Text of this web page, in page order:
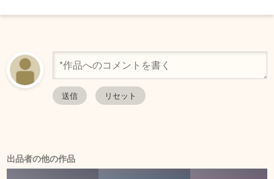
出品者の他の作品